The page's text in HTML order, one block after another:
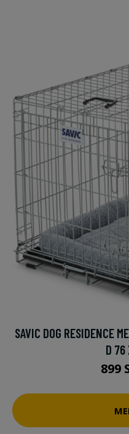
SAVIC DOG RESIDENCE
D 76
899